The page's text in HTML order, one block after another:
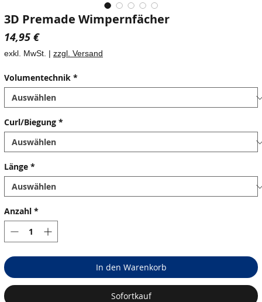
3D Premade Wimpernfächer
14,95 €Preis
exkl. MwSt. | zzgl. Versand
Volumentechnik *
Curl/Biegung *
Länge *
Anzahl *
In den Warenkorb
Sofortkauf